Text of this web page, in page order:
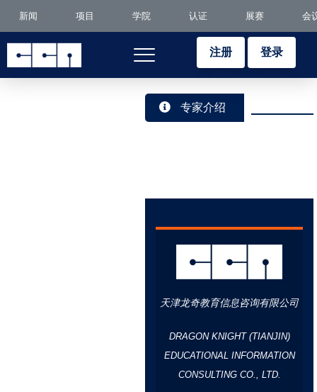
新闻 项目 学院 认证 展赛 会
注册 登录
专家介绍
天津龙奇教育信息咨询有限公司
DRAGON KNIGHT (TIANJIN)
EDUCATIONAL INFORMATION
CONSULTING CO., LTD.